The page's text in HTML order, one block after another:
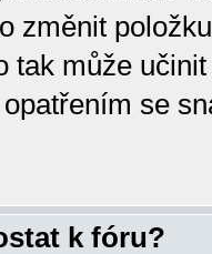
změnit
tak může
se
k fóru?